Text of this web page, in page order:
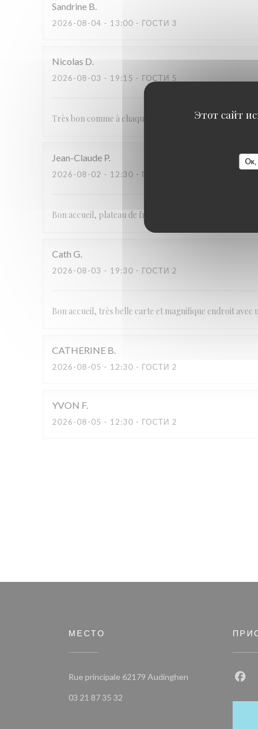
Этот сайт
Ок,
Sandrine B
2026-08-04 - 13:00 - ГОСТИ 3
Nicolas D
2026-08-03 - 19:15 - ГОСТИ 5
Très bon comme à chaque fois, serveuse au top, on
Jean-Claude P
2026-08-02 - 12:30 - ГОСТИ 2
Bon accueil, plateau de fruits de mer excellent.
Cath G
2026-08-03 - 19:30 - ГОСТИ 2
Bon accueil, très belle carte et magnifique endroit avec
CATHERINE B
2026-08-05 - 12:30 - ГОСТИ 2
YVON F
2026-08-05 - 12:30 - ГОСТИ 2
МЕСТО
Rue principale 62179 Audinghen((открывается в
03 21 87 35 32